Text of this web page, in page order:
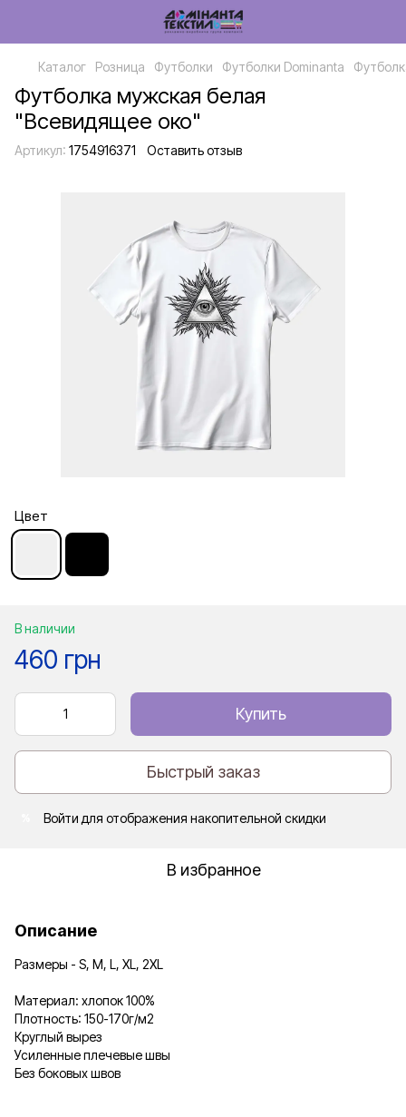
Каталог Розница Футболки Футболки Dominanta
Футболка мужская белая
"Всевидящее око"
Артикул: 1754916371 Оставить отзыв
Цвет
В наличии
460 грн
Купить
Быстрый заказ
Войти для отображения накопительной скидки
В избранное
Описание
Размеры - S, M, L, XL, 2XL
Материал: хлопок 100%
Плотность: 150-170г/м2
Круглый вырез
Усиленные плечевые швы
Без боковых швов